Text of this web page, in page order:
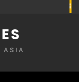
ASIA